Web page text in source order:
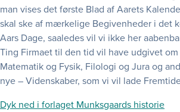
man vises det første Blad af Aarets
skal ske af mærkelige Begivenheder i det
Aars Dage, saaledes vil vi ikke her
Ting Firmaet til den tid vil have udgivet
Matematik og Fysik, Filologi og Jura og
nye – Videnskaber, som vi vil lade
Dyk ned i forlaget Munksgaards historie